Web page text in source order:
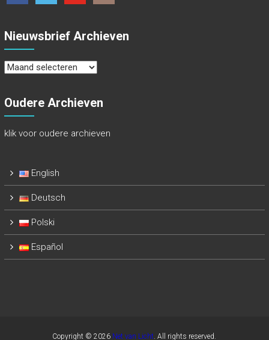
Nieuwsbrief Archieven
Nieuwsbrief
Oudere Archieven
klik voor oudere archieven
English
Deutsch
Polski
Español
Copyright © 2026 Net van Licht. All rights reserved.